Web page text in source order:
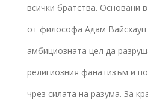
всички братства. Основани
от философа Адам
амбициозната цел да
религиозния фанатизъм и
чрез силата на разума. За